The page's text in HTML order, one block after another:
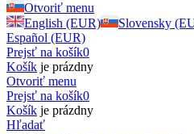
Otvoriť menu
English (EUR)
Slovensky
Español (EUR)
Prejsť na košík0
Košík je prázdny
Otvoriť menu
Prejsť na košík0
Košík je prázdny
Hľadať